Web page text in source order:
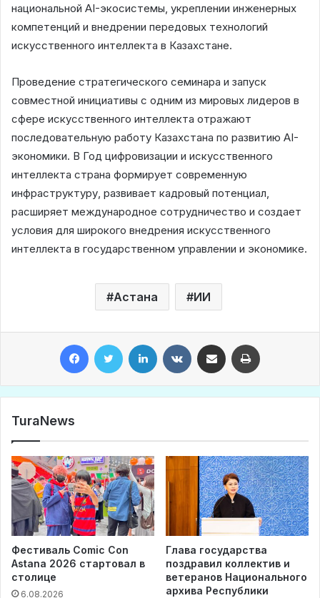
национальной AI-экосистемы, укреплении инженерных
компетенций и внедрении передовых технологий
искусственного интеллекта в Казахстане.
Проведение стратегического семинара и запуск
совместной инициативы с одним из мировых лидеров в
сфере искусственного интеллекта отражают
последовательную работу Казахстана по развитию AI-
экономики. В Год цифровизации и искусственного
интеллекта страна формирует современную
инфраструктуру, развивает кадровый потенциал,
расширяет международное сотрудничество и создает
условия для широкого внедрения искусственного
интеллекта в государственном управлении и экономике.
Астана ИИ
TuraNews
Фестиваль Comic Con
Astana 2026 стартовал в
столице
6.08.2026
Глава государства
поздравил коллектив и
ветеранов Национального
архива Республики